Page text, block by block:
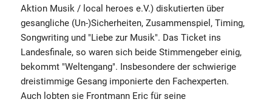
Aktion Musik / local heroes e.V.) diskutierten über
gesangliche (Un-)Sicherheiten, Zusammenspiel, Timing,
Songwriting und "Liebe zur Musik". Das Ticket ins
Landesfinale, so waren sich beide Stimmengeber einig,
bekommt "Weltengang". Insbesondere der schwierige
dreistimmige Gesang imponierte den Fachexperten.
Auch lobten sie Frontmann Eric für seine